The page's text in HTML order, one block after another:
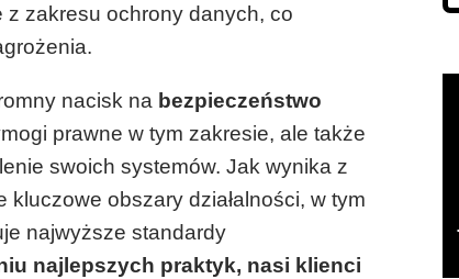
zakresu ochrony danych, co
nacisk na bezpieczeństwo
prawne w tym zakresie, ale także
swoich systemów. Jak wynika z
obszary działalności, w tym
najwyższe standardy
najlepszych praktyk, nasi klienci